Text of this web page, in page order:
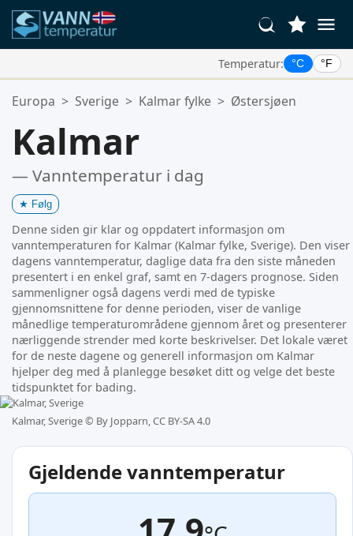
Temperatur: °C °F
Dine Favorittsteder:
Europa > Sverige > Kalmar fylke > Østersjøen
Kalmar
— Vanntemperatur i dag
★ Følg
Denne siden gir klar og oppdatert informasjon om
vanntemperaturen for Kalmar (Kalmar fylke, Sverige). Den viser
dagens vanntemperatur, daglige data fra den siste måneden
presentert i en enkel graf, samt en 7-dagers prognose. Siden
sammenligner også dagens verdi med de typiske
gjennomsnittene for denne perioden, viser de vanlige
månedlige temperaturområdene gjennom året og presenterer
nærliggende strender med korte beskrivelser. Det lokale været
for de neste dagene og generell informasjon om Kalmar
hjelper deg med å planlegge besøket ditt og velge det beste
tidspunktet for bading.
Kalmar, Sverige © By Jopparn, CC BY-SA 4.0
Gjeldende vanntemperatur